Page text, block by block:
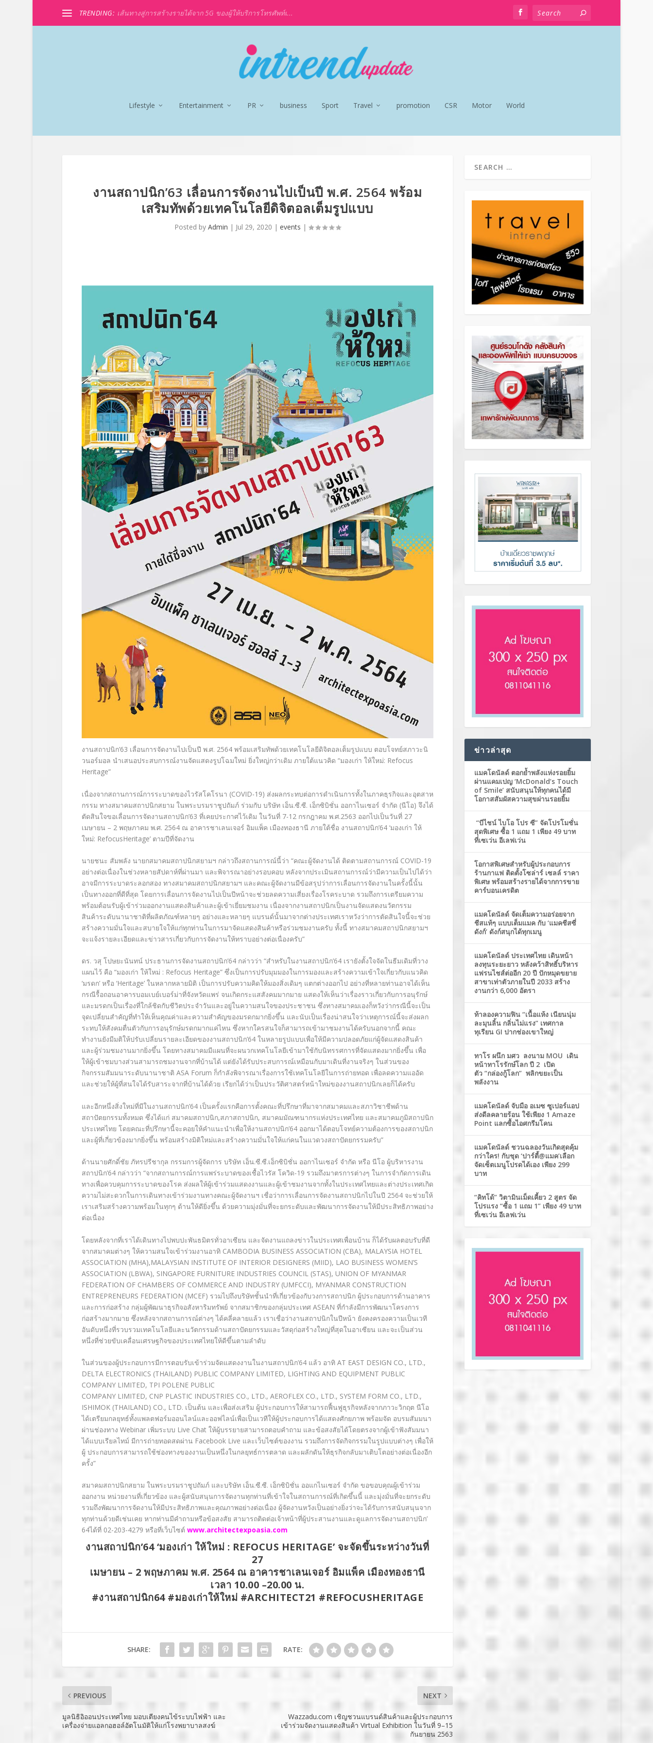
TRENDING: เส้นทางสู่การสร้างรายได้จาก 5G ของผู้ให้บริการโทรศัพท์เ...
Lifestyle Entertainment PR business Sport Travel promotion CSR Motor World
งานสถาปนิก’63 เลื่อนการจัดงานไปเป็นปี พ.ศ. 2564 พร้อม
เสริมทัพด้วยเทคโนโลยีดิจิตอลเต็มรูปแบบ
Posted by Admin | Jul 29, 2020 | events |
งานสถาปนิก’63 เลื่อนการจัดงานไปเป็นปี พ.ศ. 2564 พร้อมเสริมทัพด้วยเทคโนโลยีดิจิตอลเต็มรูปแบบ ตอบโจทย์สภาวะนิ
วนอร์มอล นำเสนอประสบการณ์งานจัดแสดงรูปโฉมใหม่ ยิ่งใหญ่กว่าเดิม ภายใต้แนวคิด “มองเก่า ให้ใหม่: Refocus
Heritage”
เนื่องจากสถานการณ์การระบาดของไวรัสโคโรนา (COVID-19) ส่งผลกระทบต่อการดำเนินการทั้งในภาคธุรกิจและอุตสาห
กรรม ทางสมาคมสถาปนิกสยาม ในพระบรมราชูปถัมภ์ ร่วมกับ บริษัท เอ็น.ซี.ซี. เอ็กซิบิชั่น ออกาไนเซอร์ จำกัด (นีโอ) จึงได้
ตัดสินใจขอเลื่อนการจัดงานสถาปนิก’63 ที่เคยประกาศไว้เดิม ในวันที่ 7-12 กรกฎาคม พ.ศ.2563 ออกไปเป็นวันที่ 27
เมษายน – 2 พฤษภาคม พ.ศ. 2564 ณ อาคารชาเลนเจอร์ อิมแพ็ค เมืองทองธานี ภายใต้ชื่อ งานสถาปนิก’64 ‘มองเก่า ให้
ใหม่: RefocusHeritage’ ตามปีที่จัดงาน
นายชนะ สัมพลัง นายกสมาคมสถาปนิกสยามฯ กล่าวถึงสถานการณ์นี้ว่า “คณะผู้จัดงานได้ ติดตามสถานการณ์ COVID-19
อย่างต่อเนื่องในช่วงหลายสัปดาห์ที่ผ่านมา และพิจารณาอย่างรอบคอบ หลังจากประเมินสถานการณ์ว่ามีความเป็นไปได้ว่า
อาจมีการระบาดระลอกสอง ทางสมาคมสถาปนิกสยามฯ และคณะผู้จัดงานมีข้อสรุปว่าการเลื่อนการจัดงานในครั้งนี้นั้น
เป็นทางออกที่ดีที่สุด โดยการเลื่อนการจัดงานไปเป็นปีหน้าจะช่วยลดความเสี่ยงเรื่องโรคระบาด รวมถึงการเตรียมความ
พร้อมต้อนรับผู้เข้าร่วมออกงานแสดงสินค้าและผู้เข้าเยี่ยมชมงาน เนื่องจากงานสถาปนิกเป็นงานจัดแสดงนวัตกรรม
สินค้าระดับนานาชาติที่ผลิตภัณฑ์หลายๆ อย่างและหลายๆ แบรนด์นั้นมาจากต่างประเทศเราหวังว่าการตัดสินใจนี้จะช่วย
สร้างความมั่นใจและสบายใจให้แก่ทุกท่านในการมาจัดแสดงสินค้าหรือร่วมชมงานครับ ทั้งนี้ ทางสมาคมสถาปนิกสยามฯ
จะแจ้งรายละเอียดและข่าวสารเกี่ยวกับการจัดงานให้ทราบอย่างต่อเนื่องครับ”
ดร. วสุ โปษยะนันทน์ ประธานการจัดงานสถาปนิก’64 กล่าวว่า “สำหรับในงานสถาปนิก’64 เรายังตั้งใจจัดในธีมเดิมที่วาง
แผนไว้ คือ “มองเก่า ให้ใหม่ : Refocus Heritage” ซึ่งเป็นการปรับมุมมองในการมองและสร้างความเข้าใจเกี่ยวกับแนวคิด
‘มรดก’ หรือ ‘Heritage’ ในหลากหลายมิติ เป็นการปรับความคิดให้มองสิ่งเดิมๆ แตกต่างออกไป อย่างที่หลายท่านอาจได้เห็น
กรณีรื้อถอนอาคารบอมเบย์เบอร์ม่าที่จังหวัดแพร่ จนเกิดกระแสสังคมมากมาย แสดงให้เห็นว่าเรื่องราวเกี่ยวกับการอนุรักษ์
และมรดกเป็นเรื่องที่ใกล้ชิดกับชีวิตประจำวันและอยู่ในความสนใจของประชาชน ซึ่งทางสมาคมเองก็หวังว่ากรณีนี้จะเป็น
จุดเปลี่ยนสำคัญที่ทำให้เห็นคุณค่าและความสำคัญของมรดกมากยิ่งขึ้น และนับเป็นเรื่องน่าสนใจว่าเหตุการณ์นี้จะส่งผลก
ระทบให้สังคมตื่นตัวกับการอนุรักษ์มรดกมากแค่ไหน ซึ่งหากใครสนใจก็สามารถเข้ามาชมงานได้ครับนอกจากนี้ คณะ
ทำงานยังมีมติให้ปรับเปลี่ยนรายละเอียดของงานสถาปนิก’64 ในหลายรูปแบบเพื่อให้มีความปลอดภัยแก่ผู้จัดแสดงสินค้า
และผู้ร่วมชมงานมากยิ่งขึ้น โดยทางสมาคมมีแผนที่จะผนวกเทคโนโลยีเข้ามาใช้กับนิทรรศการที่จัดแสดงมากยิ่งขึ้น เพื่อ
ให้ผู้เข้าชมบางส่วนสามารถชมงานจากที่บ้านได้ แต่ยังได้รับประสบการณ์เหมือนกับมาเดินที่งานจริงๆ ในส่วนของ
กิจกรรมสัมมนาระดับนานาชาติ ASA Forum ก็กำลังพิจารณาเรื่องการใช้เทคโนโลยีในการถ่ายทอด เพื่อลดความแออัด
และช่วยให้ผู้ที่สนใจได้รับสาระจากที่บ้านได้ด้วย เรียกได้ว่าเป็นประวัติศาสตร์หน้าใหม่ของงานสถาปนิกเลยก็ได้ครับ
และอีกหนึ่งสิ่งใหม่ที่มีในงานสถาปนิก’64 เป็นครั้งแรกคือการตั้งคณะที่ปรึกษาที่มาจากสมาคมและสภาวิชาชีพด้าน
สถาปัตยกรรมทั้งหมด ซึ่งได้แก่ สมาคมสถาปนิก,สภาสถาปนิก, สมาคมมัณฑนากรแห่งประเทศไทย และสมาคมภูมิสถาปนิก
ประเทศไทย โดยคณะที่ปรึกษานี้จะคอยให้คำแนะนำเพื่อให้งานสถาปนิก’64 ออกมาได้ตอบโจทย์ความต้องการของสถาปนิก
และผู้ที่เกี่ยวข้องมากยิ่งขึ้น พร้อมสร้างมิติใหม่และสร้างความมั่นใจให้แก่คนในแวดวงสถาปัตยกรรมครับ”
ด้านนายศักดิ์ชัย ภัทรปรีชากุล กรรมการผู้จัดการ บริษัท เอ็น.ซี.ซี.เอ็กซิบิชั่น ออกาไนเซอร์ จำกัด หรือ นีโอ ผู้บริหารงาน
สถาปนิก’64 กล่าวว่า “จากสถานการณ์การแพร่ระบาดของเชื้อไวรัส โควิด-19 รวมถึงมาตรการต่างๆ ในการจำกัดการเดิน
ทางเพื่อควบคุมการระบาดของโรค ส่งผลให้ผู้เข้าร่วมแสดงงานและผู้เข้าชมงานจากทั้งในประเทศไทยและต่างประเทศเกิด
ความไม่สะดวกในการเดินทางเข้าร่วมงานทางคณะผู้จัดงานฯ เชื่อว่าการเลื่อนการจัดงานสถาปนิกไปในปี 2564 จะช่วยให้
เราเสริมสร้างความพร้อมในทุกๆ ด้านให้ดียิ่งขึ้น ด้วยความมุ่งมั่นที่จะยกระดับและพัฒนาการจัดงานให้มีประสิทธิภาพอย่าง
ต่อเนื่อง
โดยหลังจากที่เราได้เดินทางไปพบปะพันธมิตรทั่วอาเซียน และจัดงานแถลงข่าวในประเทศเพื่อนบ้าน ก็ได้รับผลตอบรับที่ดี
จากสมาคมต่างๆ ให้ความสนใจเข้าร่วมงานอาทิ CAMBODIA BUSINESS ASSOCIATION (CBA), MALAYSIA HOTEL
ASSOCIATION (MHA),MALAYSIAN INSTITUTE OF INTERIOR DESIGNERS (MIID), LAO BUSINESS WOMEN’S
ASSOCIATION (LBWA), SINGAPORE FURNITURE INDUSTRIES COUNCIL (STAS), UNION OF MYANMAR
FEDERATION OF CHAMBERS OF COMMERCE AND INDUSTRY (UMFCCI), MYANMAR CONSTRUCTION
ENTREPRENEURS FEDERATION (MCEF) รวมไปถึงบริษัทชั้นนำที่เกี่ยวข้องกับวงการสถาปนิก ผู้ประกอบการด้านอาคาร
และการก่อสร้าง กลุ่มผู้พัฒนาธุรกิจอสังหาริมทรัพย์ จากสมาชิกของกลุ่มประเทศ ASEAN ที่กำลังมีการพัฒนาโครงการ
ก่อสร้างมากมาย ซึ่งหลังจากสถานการณ์ต่างๆ ได้คลี่คลายแล้ว เราเชื่อว่างานสถาปนิกในปีหน้า ยังคงครองความเป็นเวที
อันดับหนึ่งที่รวบรวมเทคโนโลยีและนวัตกรรมด้านสถาปัตยกรรมและวัสดุก่อสร้างใหญ่ที่สุดในอาเซียน และจะเป็นส่วน
หนึ่งที่ช่วยขับเคลื่อนเศรษฐกิจของประเทศไทยให้ดีขึ้นตามลำดับ
ในส่วนของผู้ประกอบการมีการตอบรับเข้าร่วมจัดแสดงงานในงานสถาปนิก’64 แล้ว อาทิ AT EAST DESIGN CO., LTD.,
DELTA ELECTRONICS (THAILAND) PUBLIC COMPANY LIMITED, LIGHTING AND EQUIPMENT PUBLIC
COMPANY LIMITED, TPI POLENE PUBLIC
COMPANY LIMITED, CNP PLASTIC INDUSTRIES CO., LTD., AEROFLEX CO., LTD., SYSTEM FORM CO., LTD.,
ISHIMOK (THAILAND) CO., LTD. เป็นต้น และเพื่อส่งเสริม ผู้ประกอบการให้สามารถฟื้นฟูธุรกิจหลังจากภาวะวิกฤต นีโอ
ได้เตรียมกลยุทธ์ทั้งแพลตฟอร์มออนไลน์และออฟไลน์เพื่อเป็นเวทีให้ผู้ประกอบการได้แสดงศักยภาพ พร้อมจัด อบรมสัมมนา
ผ่านช่องทาง Webinar เพิ่มระบบ Live Chat ให้ผู้บรรยายสามารถตอบคำถาม และข้อสงสัยได้โดยตรงจากผู้เข้าฟังสัมมนา
ได้แบบเรียลไทม์ มีการถ่ายทอดสดผ่าน Facebook Live และเว็บไซต์ของงาน รวมถึงการจัดกิจกรรมในรูปแบบต่างๆ เพื่อให้
ผู้ ประกอบการสามารถใช้ช่องทางของงานเป็นหนึ่งในกลยุทธ์การตลาด และผลักดันให้ธุรกิจกลับมาเติบโตอย่างต่อเนื่องอีก
ครั้ง”
สมาคมสถาปนิกสยาม ในพระบรมราชูปถัมภ์ และบริษัท เอ็น.ซี.ซี. เอ็กซิบิชั่น ออแกไนเซอร์ จำกัด ขอขอบคุณผู้เข้าร่วม
ออกงาน หน่วยงานที่เกี่ยวข้อง และผู้สนับสนุนการจัดงานทุกท่านที่เข้าใจในสถานการณ์ที่เกิดขึ้นนี้ และมุ่งมั่นที่จะยกระดับ
รวมถึงพัฒนาการจัดงานให้มีประสิทธิภาพและคุณภาพอย่างต่อเนื่อง ผู้จัดงานหวังเป็นอย่างยิ่งว่าจะได้รับการสนับสนุนจาก
ทุกท่านด้วยดีเช่นเคย หากท่านมีคำถามหรือข้อสงสัย สามารถติดต่อเจ้าหน้าที่ผู้ประสานงานและดูแลการจัดงานสถาปนิก’
64ได้ที่ 02-203-4279 หรือที่เว็บไซต์ www.architectexpoasia.com
งานสถาปนิก’64 ‘มองเก่า ให้ใหม่ : REFOCUS HERITAGE’ จะจัดขึ้นระหว่างวันที่
27
เมษายน – 2 พฤษภาคม พ.ศ. 2564 ณ อาคารชาเลนเจอร์ อิมแพ็ค เมืองทองธานี
เวลา 10.00 –20.00 น.
#งานสถาปนิก64 #มองเก่าให้ใหม่ #ARCHITECT21 #REFOCUSHERITAGE
SHARE: RATE:
PREVIOUS
มูลนิธิอิออนประเทศไทย มอบเตียงคนไข้ระบบไฟฟ้า และ
เครื่องจ่ายแอลกอฮอล์อัตโนมัติให้แก่โรงพยาบาลสงฆ์
NEXT
Wazzadu.com เชิญชวนแบรนด์สินค้าและผู้ประกอบการ
เข้าร่วมจัดงานแสดงสินค้า Virtual Exhibition ในวันที่ 9–15
กันยายน 2563
ข่าวล่าสุด
แมคโดนัลด์ ตอกย้ำพลังแห่งรอยยิ้ม
ผ่านแคมเปญ ‘McDonald’s Touch
of Smile’ สนับสนุนให้ทุกคนได้มี
โอกาสสัมผัสความสุขผ่านรอยยิ้ม
“บีไชน์ ไบโอ โปร ซี” จัดโปรโมชั่น
สุดพิเศษ ซื้อ 1 แถม 1 เพียง 49 บาท
ที่เซเว่น อีเลฟเว่น
โอกาสพิเศษสำหรับผู้ประกอบการ
ร้านกาแฟ ติดตั้งโซล่าร์ เซลล์ ราคา
พิเศษ พร้อมสร้างรายได้จากการขาย
คาร์บอนเครดิต
แมคโดนัลด์ จัดเต็มความอร่อยจาก
ชีสแท้ๆ แบบเต็มแมค กับ ‘แมคชีสซี่
ดังก์’ ดังก์สนุกได้ทุกเมนู
แมคโดนัลด์ ประเทศไทย เดินหน้า
ลงทุนระยะยาว หลังคว้าสิทธิ์บริหาร
แฟรนไชส์ต่ออีก 20 ปี ปักหมุดขยาย
สาขาเท่าตัวภายในปี 2033 สร้าง
งานกว่า 6,000 อัตรา
ท้าลองความฟิน “เนื้อแห้ง เนียนนุ่ม
ละมุนลิ้น กลิ่นไม่แรง” เทศกาล
ทุเรียน GI ปากช่องเขาใหญ่
ทาโร ผนึก มศว ลงนาม MOU เดิน
หน้าทาโรรักษ์โลก ปี 2 เปิด
ตัว “กล่องกู้โลก” พลิกขยะเป็น
พลังงาน
แมคโดนัลด์ จับมือ อเมซ ซูเปอร์แอป
ส่งดีลคลายร้อน ใช้เพียง 1 Amaze
Point แลกซื้อไอศกรีมโคน
แมคโดนัลด์ ชวนฉลองวันเกิดสุดคุ้ม
กว่าใคร! กับชุด ‘ปาร์ตี้@แมค’เลือก
จัดเซ็ตเมนูโปรดได้เอง เพียง 299
บาท
“คิทโด้” วิตามินเม็ดเคี้ยว 2 สูตร จัด
โปรแรง “ซื้อ 1 แถม 1” เพียง 49 บาท
ที่เซเว่น อีเลฟเว่น